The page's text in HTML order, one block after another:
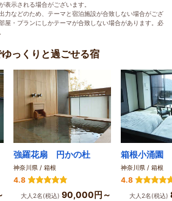
示される場合がございます。
力などのため、テーマと宿泊施設が合致しない場合がござ
屋・プランにしかテーマが合致しない場合があります。必
っくりと過ごせる宿
強羅花扇 円かの杜
神奈川県 / 箱根
4.8
大人2名(税込) 90,000円～
神奈川県 / 箱根
4.8
大人2名(税込)